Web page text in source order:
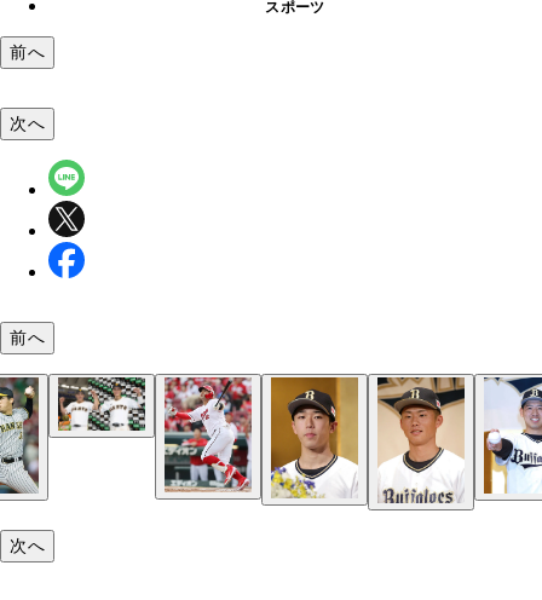
スポーツ
前へ
昨季、共に独走でリーグ優勝を果たした阪神・岡
（左）、オリックス・中嶋監督（右）
10年以上にわたって巨人軍を引っ張ってきた菅野
と坂本（右）。ベテランとしてもうひと花咲かせ
昨季、＂チームロン毛＂として話題を呼んだ西武
（左）と髙橋光（右）。平良を加えた先発3本柱は
次へ
前へ
次へ